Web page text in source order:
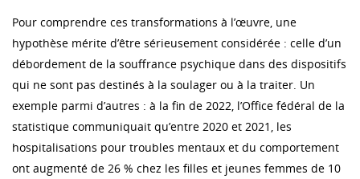
Pour comprendre ces transformations à l’œuvre, une
hypothèse mérite d’être sérieusement considérée : celle d’un
débordement de la souffrance psychique dans des dispositifs
qui ne sont pas destinés à la soulager ou à la traiter. Un
exemple parmi d’autres : à la fin de 2022, l’Office fédéral de la
statistique communiquait qu’entre 2020 et 2021, les
hospitalisations pour troubles mentaux et du comportement
ont augmenté de 26 % chez les filles et jeunes femmes de 10